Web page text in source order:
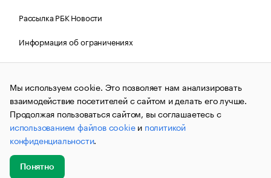
Рассылка РБК Новости
Информация об ограничениях
Правовая информация
О соблюдении авторских прав
© АО «РОСБИЗНЕСКОНСАЛТИНГ»,1995–2026.Сообщения
и материалы информационного агентства «РБК»
(зарегистрировано Федеральной службой по надзору в сфере
связи, информационных технологий и массовых
коммуникаций (Роскомнадзор) 09.12.2015 за номером ИА
№ФС77-63848) сопровождаются пометкой «РБК». Отдельные
публикации могут содержать информацию,
не предназначенную для пользователей
до 18 лет.
Мы используем cookie. Это позволяет нам анализировать
взаимодействие посетителей с сайтом и делать его лучше.
Продолжая пользоваться сайтом, вы соглашаетесь с
использованием файлов cookieи политикой
конфиденциальности.
Понятно